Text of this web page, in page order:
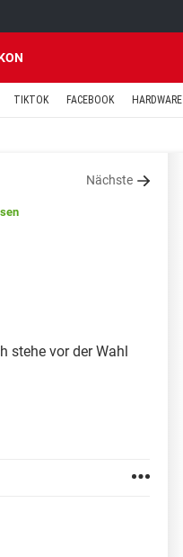
TIKTOK FACEBOOK HARDWARE
Nächste
stehe vor der Wahl